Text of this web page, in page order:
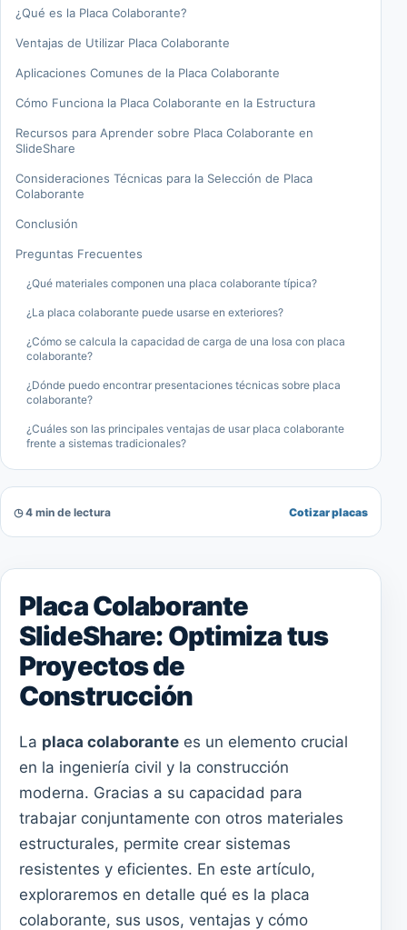
¿Qué es la Placa Colaborante?
Ventajas de Utilizar Placa Colaborante
Aplicaciones Comunes de la Placa Colaborante
Cómo Funciona la Placa Colaborante en la Estructura
Recursos para Aprender sobre Placa Colaborante en
SlideShare
Consideraciones Técnicas para la Selección de Placa
Colaborante
Conclusión
Preguntas Frecuentes
¿Qué materiales componen una placa colaborante típica?
¿La placa colaborante puede usarse en exteriores?
¿Cómo se calcula la capacidad de carga de una losa con placa
colaborante?
¿Dónde puedo encontrar presentaciones técnicas sobre placa
colaborante?
¿Cuáles son las principales ventajas de usar placa colaborante
frente a sistemas tradicionales?
◷ 4 min de lectura Cotizar placas
Placa Colaborante
SlideShare: Optimiza tus
Proyectos de
Construcción
La placa colaborante es un elemento crucial
en la ingeniería civil y la construcción
moderna. Gracias a su capacidad para
trabajar conjuntamente con otros materiales
estructurales, permite crear sistemas
resistentes y eficientes. En este artículo,
exploraremos en detalle qué es la placa
colaborante, sus usos, ventajas y cómo